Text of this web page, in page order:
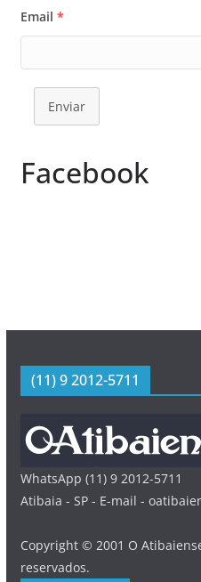
Email *
Enviar
Facebook
(11) 9 2012-5711
WhatsApp (11) 9 2012-5711
Atibaia - SP - E-mail -
Copyright © 2001 O
reservados.